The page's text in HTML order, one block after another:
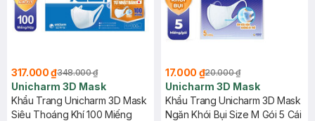
317.000 ₫348.000 ₫
Unicharm 3D Mask
Khẩu Trang Unicharm 3D Mask
Siêu Thoáng Khí 100 Miếng
17.000 ₫20.000 ₫
Unicharm 3D Mask
Khẩu Trang Unicharm 3D Mask
Ngăn Khói Bụi Size M Gói 5 Cái